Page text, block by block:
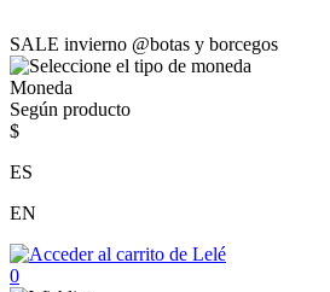
SALE invierno @botas y borcegos
Moneda
Según producto
$
ES
EN
0